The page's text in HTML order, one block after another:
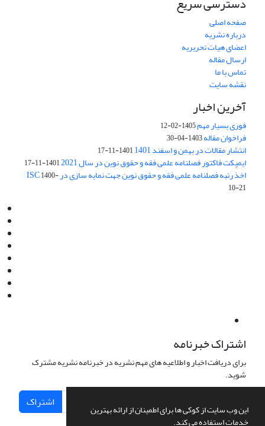
این وب سایت از کوکی ها برای اطمینان از ارائه بهترین
خدمات استفاده می کند.
صفحه اصلی
درباره نشریه
اعضای هیات تحریریه
ارسال مقاله
تماس با ما
نقشه سایت
آخرین اخبار
فوری بسیار مهم1405-02-12
فراخوان مقاله1403-04-30
انتشار مقالات در بهمن و اسفند 1401 1401-11-17
ایمپکت فاکتور فصلنامه علمی فقه و حقوق نوین در سال 2021 1401-11-17
اخذ رتبه فصلنامه علمی فقه و حقوق نوین جهت نمایه سازی در ISC1400-
10-21
اشتراک خبرنامه
برای دریافت اخبار و اطلاعیه های مهم نشریه در خبرنامه نشریه مشترک
شوید.
اشتراک